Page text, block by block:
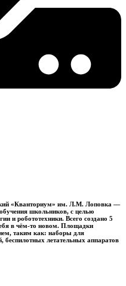
«Кванториум» им. Л.М. Лоповка —
школьников, с целью
и робототехники. Всего создано 5
в чём-то новом. Площадки
таким как: наборы для
беспилотных летательных аппаратов